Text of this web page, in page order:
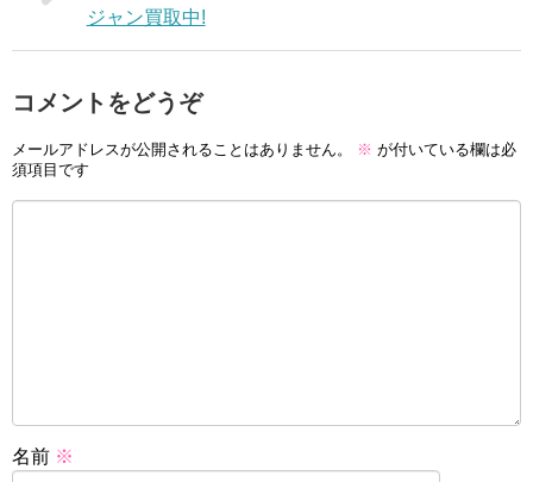
ジャン買取中!
コメントをどうぞ
メールアドレスが公開されることはありません。 ※ が付いている欄は必
須項目です
名前 ※